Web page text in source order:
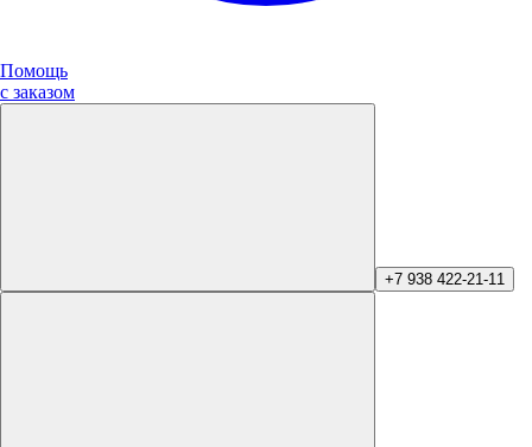
Помощь
с заказом
+7 938 422-21-11